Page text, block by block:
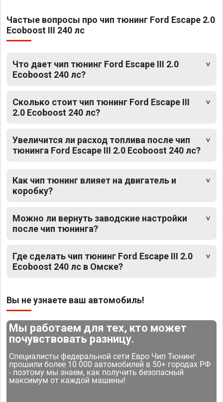
Частые вопросы про чип тюнинг Ford Escape 2.0
Ecoboost III 240 лс
Что дает чип тюнинг Ford Escape III 2.0
Ecoboost 240 лс?
Сколько стоит чип тюнинг Ford Escape III
2.0 Ecoboost 240 лс?
Увеличится ли расход топлива после чип
тюнинга Ford Escape III 2.0 Ecoboost 240 лс?
Как чип тюнинг влияет на двигатель и
коробку?
Можно ли вернуть заводские настройки
после чип тюнинга?
Где сделать чип тюнинг Ford Escape III 2.0
Ecoboost 240 лс в Омске?
Вы не узнаете ваш автомобиль!
Мы работаем для тех, кто может
почувствовать разницу.
Специалисты федеральной сети Евро Чип Тюнинг
прошили более 10 000 автомобилей в 50+ городах РФ
- поэтому мы знаем, как получить безопасный
максимум от каждой машины!